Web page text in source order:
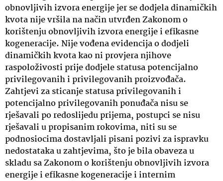
obnovljivih izvora energije jer se dodjela dinamičkih
kvota nije vršila na način utvrđen Zakonom o
korištenju obnovljivih izvora energije i efikasne
kogeneracije. Nije vođena evidencija o dodjeli
dinamičkih kvota kao ni provjera njihove
raspoloživosti prije dodjele statusa potencijalno
privilegovanih i privilegovanih proizvođača.
Zahtjevi za sticanje statusa privilegovanih i
potencijalno privilegovanih ponuđača nisu se
rješavali po redoslijedu prijema, postupci se nisu
rješavali u propisanim rokovima, niti su se
podnosiocima dostavljali pisani pozivi za ispravku
nedostataka u zahtjevima, što je bila obaveza u
skladu sa Zakonom o korištenju obnovljivih izvora
energije i efikasne kogeneracije i internim